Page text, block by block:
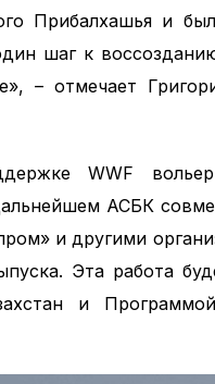
Прибалхашья и
шаг к
– отмечает
WWF
АСБК
и другими
Эта работа
и